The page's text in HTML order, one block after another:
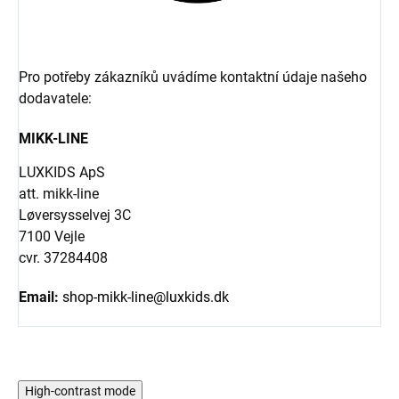
Pro potřeby zákazníků uvádíme kontaktní údaje našeho
dodavatele:
MIKK-LINE
LUXKIDS ApS
att. mikk-line
Løversysselvej 3C
7100 Vejle
cvr. 37284408
Email: shop-mikk-line@luxkids.dk
High-contrast mode